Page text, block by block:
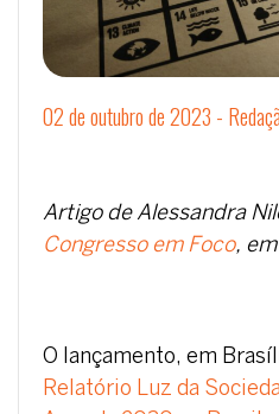
02 de outubro de 2023 -
Artigo de Alessandra
Congresso em Foco,
O lançamento, em
Relatório Luz da